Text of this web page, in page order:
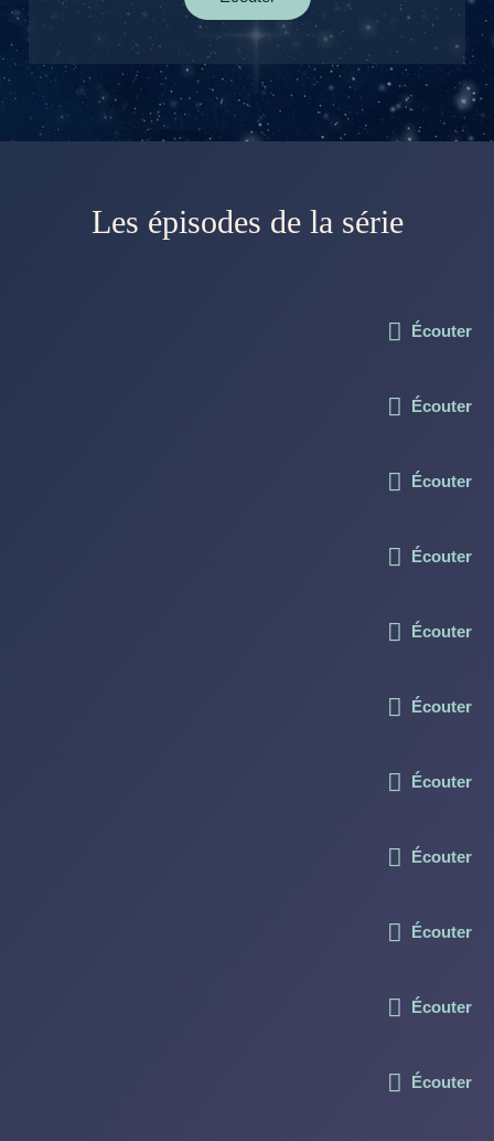
Les épisodes de la série
Écouter
Écouter
Écouter
Écouter
Écouter
Écouter
Écouter
Écouter
Écouter
Écouter
Écouter